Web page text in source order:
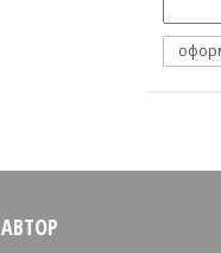
АВТОР